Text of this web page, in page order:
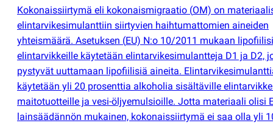
Kokonaissiirtymä eli kokonaismigraatio (OM) on
elintarvikesimulanttiin siirtyvien haihtumattomien aineiden
yhteismäärä. Asetuksen (EU) N:o 10/2011 mukaan
elintarvikkeille käytetään elintarvikesimulantteja D1 ja D2,
pystyvät uuttamaan lipofiilisiä aineita.
käytetään yli 20 prosenttia alkoholia sisältäville
maitotuotteille ja vesi-öljyemulsioille. Jotta materiaali olisi
lainsäädännön mukainen, kokonaissiirtymä ei saa olla yli